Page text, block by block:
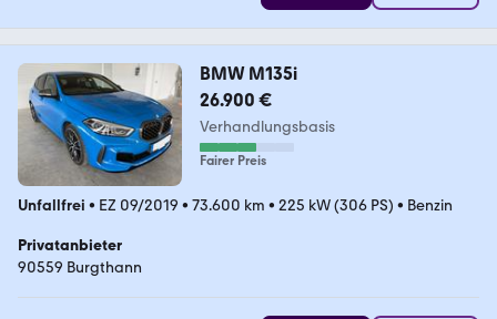
BMW M135i
26.900 €
Verhandlungsbasis
Fairer Preis
Unfallfrei • EZ 09/2019 • 73.600 km • 225 kW (306 PS) • Benzin
Privatanbieter
90559 Burgthann